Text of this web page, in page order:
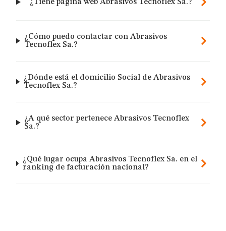
¿Tiene página web Abrasivos Tecnoflex Sa.?
¿Cómo puedo contactar con Abrasivos
Tecnoflex Sa.?
¿Dónde está el domicilio Social de Abrasivos
Tecnoflex Sa.?
¿A qué sector pertenece Abrasivos Tecnoflex
Sa.?
¿Qué lugar ocupa Abrasivos Tecnoflex Sa. en el
ranking de facturación nacional?